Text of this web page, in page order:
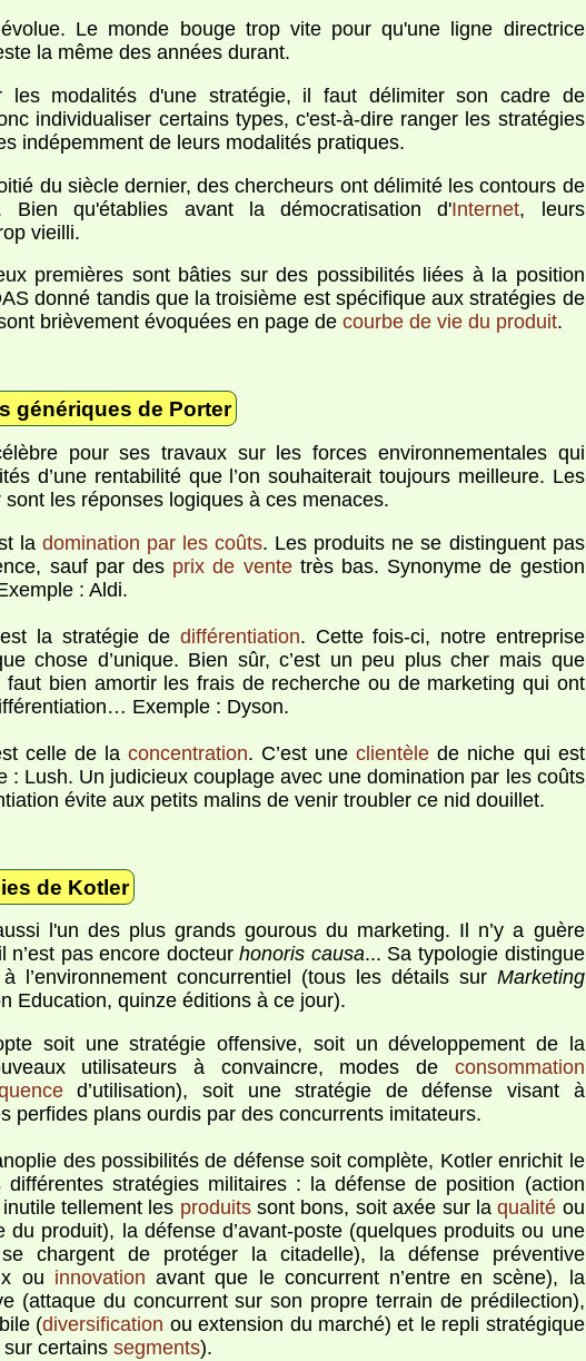
Le monde bouge trop vite pour qu'une ligne directrice
la même des années durant.
les modalités d'une stratégie, il faut délimiter son cadre de
individualiser certains types, c'est-à-dire ranger les stratégies
indépemment de leurs modalités pratiques.
du siècle dernier, des chercheurs ont délimité les contours de
Bien qu'établies avant la démocratisation d'Internet, leurs
vieilli.
premières sont bâties sur des possibilités liées à la position
donné tandis que la troisième est spécifique aux stratégies de
brièvement évoquées en page de courbe de vie du produit.
génériques de Porter
pour ses travaux sur les forces environnementales qui
d’une rentabilité que l’on souhaiterait toujours meilleure. Les
les réponses logiques à ces menaces.
ladomination par les coûts. Les produits ne se distinguent pas
sauf par des prix de ventetrès bas. Synonyme de gestion
: Aldi.
la stratégie de différentiation. Cette fois-ci, notre entreprise
chose d’unique. Bien sûr, c’est un peu plus cher mais que
faut bien amortir les frais de recherche ou de marketing qui ont
Exemple : Dyson.
celle de laconcentration. C’est uneclientèle de niche qui est
: Lush. Un judicieux couplage avec une domination par les coûts
évite aux petits malins de venir troubler ce nid douillet.
de Kotler
l'un des plus grands gourous du marketing. Il n’y a guère
n’est pas encore docteurhonoris causa... Sa typologie distingue
l’environnement concurrentiel (tous les détails sur Marketing
Education, quinze éditions à ce jour).
soit une stratégie offensive, soit un développement de la
utilisateurs à convaincre, modes de consommation
d’utilisation), soit une stratégie de défense visant à
perfides plans ourdis par des concurrents imitateurs.
des possibilités de défense soit complète, Kotler enrichit le
différentes stratégies militaires : la défense de position (action
tellement les produitssont bons, soit axée sur laqualité ou
du produit), la défense d’avant-poste (quelques produits ou une
se chargent de protéger la citadelle), la défense préventive
ou innovation avant que le concurrent n’entre en scène), la
(attaque du concurrent sur son propre terrain de prédilection),
(diversification ou extension du marché) et le repli stratégique
sur certainssegments).